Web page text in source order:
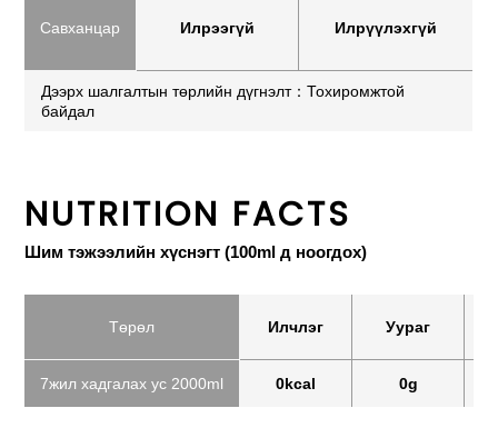
Савханцар Илрээгүй Илрүүлэхгүй
Дээрх шалгалтын төрлийн дүгнэлт：Тохиромжтой
байдал
NUTRITION FACTS
Шим тэжээлийн хүснэгт (100ml д ноогдох)
Төрөл Илчлэг Уураг
7жил хадгалах ус 2000ml 0kcal 0g